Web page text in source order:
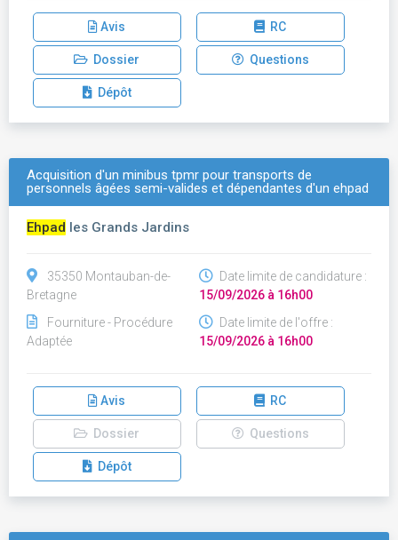
Avis RC
Dossier Questions
Dépôt
Acquisition d'un minibus tpmr pour transports de
personnels âgées semi-valides et dépendantes d'un ehpad
Ehpad les Grands Jardins
35350 Montauban-de-
Bretagne
Fourniture - Procédure
Adaptée
Date limite de candidature :
15/09/2026 à 16h00
Date limite de l'offre :
15/09/2026 à 16h00
Avis RC
Dossier Questions
Dépôt